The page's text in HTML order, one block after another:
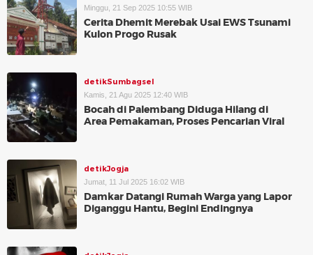
Minggu, 21 Sep 2025 10:55 WIB
Cerita Dhemit Merebak Usai EWS Tsunami
Kulon Progo Rusak
detikSumbagsel
Kamis, 21 Agu 2025 12:40 WIB
Bocah di Palembang Diduga Hilang di
Area Pemakaman, Proses Pencarian Viral
detikJogja
Jumat, 11 Jul 2025 16:02 WIB
Damkar Datangi Rumah Warga yang Lapor
Diganggu Hantu, Begini Endingnya